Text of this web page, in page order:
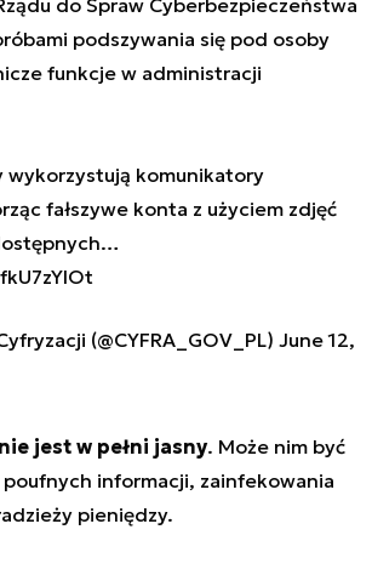
podszywania się pod osoby
funkcje w administracji
wykorzystują komunikatory
fałszywe konta z użyciem zdjęć
(@CYFRA_GOV_PL) June 12,
nie jest w pełni jasny. Może nim być
poufnych informacji, zainfekowania
pieniędzy.